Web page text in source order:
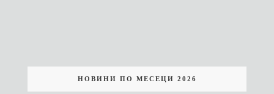
НОВИНИ ПО МЕСЕЦИ 2026